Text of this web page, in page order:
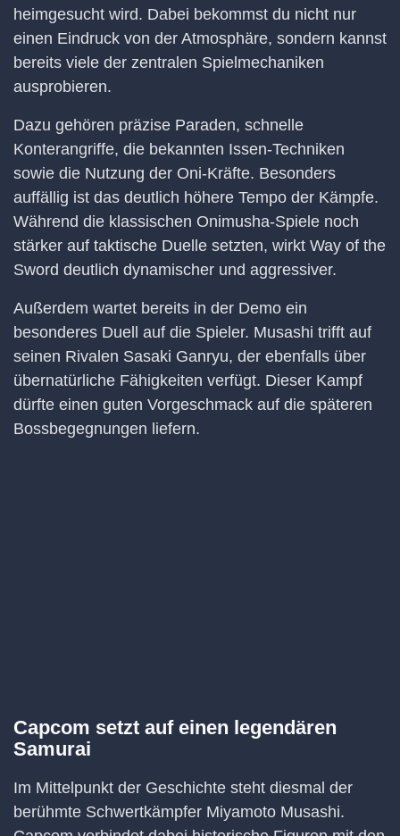
heimgesucht wird. Dabei bekommst du nicht nur
einen Eindruck von der Atmosphäre, sondern kannst
bereits viele der zentralen Spielmechaniken
ausprobieren.
Dazu gehören präzise Paraden, schnelle
Konterangriffe, die bekannten Issen-Techniken
sowie die Nutzung der Oni-Kräfte. Besonders
auffällig ist das deutlich höhere Tempo der Kämpfe.
Während die klassischen Onimusha-Spiele noch
stärker auf taktische Duelle setzten, wirkt Way of the
Sword deutlich dynamischer und aggressiver.
Außerdem wartet bereits in der Demo ein
besonderes Duell auf die Spieler. Musashi trifft auf
seinen Rivalen Sasaki Ganryu, der ebenfalls über
übernatürliche Fähigkeiten verfügt. Dieser Kampf
dürfte einen guten Vorgeschmack auf die späteren
Bossbegegnungen liefern.
Capcom setzt auf einen legendären
Samurai
Im Mittelpunkt der Geschichte steht diesmal der
berühmte Schwertkämpfer Miyamoto Musashi.